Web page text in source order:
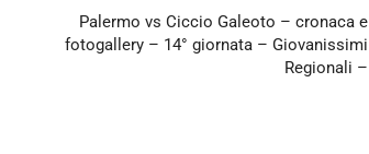
Palermo vs Ciccio Galeoto – cronaca e
fotogallery – 14° giornata – Giovanissimi
Regionali –